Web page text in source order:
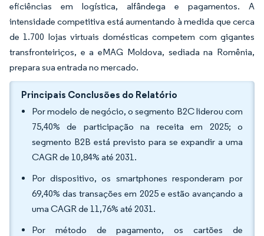
eficiências em logística, alfândega e pagamentos. A
intensidade competitiva está aumentando à medida que cerca
de 1.700 lojas virtuais domésticas competem com gigantes
transfronteiriços, e a eMAG Moldova, sediada na Romênia,
prepara sua entrada no mercado.
Principais Conclusões do Relatório
Por modelo de negócio, o segmento B2C liderou com
75,40% de participação na receita em 2025; o
segmento B2B está previsto para se expandir a uma
CAGR de 10,84% até 2031.
Por dispositivo, os smartphones responderam por
69,40% das transações em 2025 e estão avançando a
uma CAGR de 11,76% até 2031.
Por método de pagamento, os cartões de